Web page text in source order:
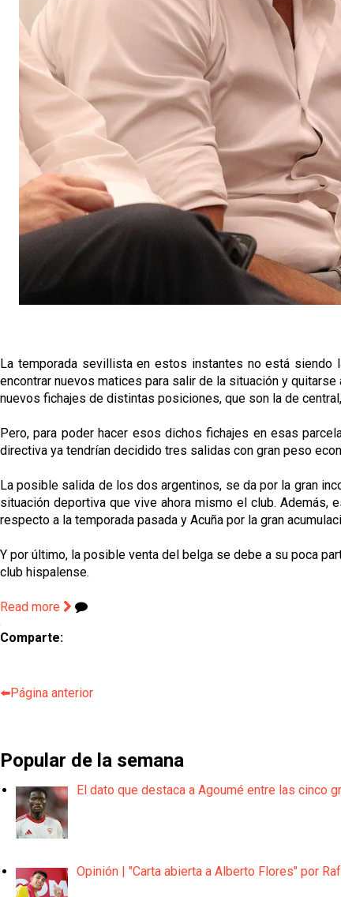
La temporada sevillista en estos instantes no está siendo
encontrar nuevos matices para salir de la situación y
nuevos fichajes de distintas posiciones, que son la de
Pero, para poder hacer esos dichos fichajes en esas
directiva ya tendrían decidido tres salidas con gran peso
La posible salida de los dos argentinos, se da por la gran
situación deportiva que vive ahora mismo el club.
respecto a la temporada pasada y Acuña por la gran
Y por último, la posible venta del belga se debe a su poca
club hispalense.
Read more
Comparte:
⬅️Página anterior
Popular de la semana
El dato que destaca a Agoumé entre las cinco
Opinión | "Carta abierta a Alberto Flores" por